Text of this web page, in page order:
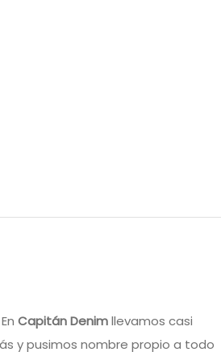
Capitán Denimllevamos casi
y pusimos nombre propio a todo